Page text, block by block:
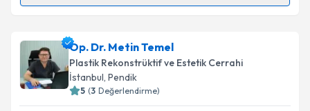
takvim hazırlandığında e-posta ile bilgilendireceğiz.
E-posta Adresiniz
Op. Dr. Metin Temel
Plastik Rekonstrüktif ve Estetik Cerrahi
İstanbul, Pendik
5 (3 Değerlendirme)